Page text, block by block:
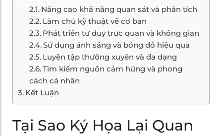
Nâng cao khả năng quan sát và phân tích
Làm chủ kỹ thuật vẽ cơ bản
Phát triển tư duy trực quan và không gian
Sử dụng ánh sáng và bóng đổ hiệu quả
Luyện tập thường xuyên và đa dạng
Tìm kiếm nguồn cảm hứng và phong
cách cá nhân
Kết Luận
Tại Sao Ký Họa Lại Quan